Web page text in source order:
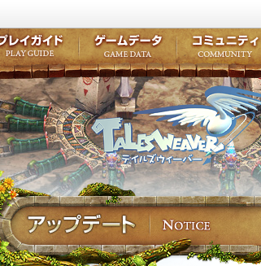
ゲーム紹介
ここだけは知っておこうプレイガイド
ワープポイント
ゲームデータ
ルーンスキル